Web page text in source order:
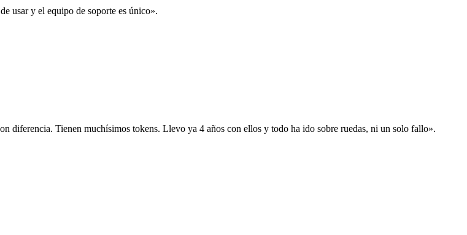
usar y el equipo de soporte es único».
diferencia. Tienen muchísimos tokens. Llevo ya 4 años con ellos y todo ha ido sobre ruedas, ni un solo fallo».